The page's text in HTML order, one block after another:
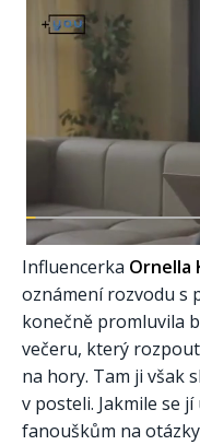
Influencerka Ornella
oznámení rozvodu s
konečně promluvila
večeru, který
na hory. Tam ji však
v posteli. Jakmile se
fanouškům na